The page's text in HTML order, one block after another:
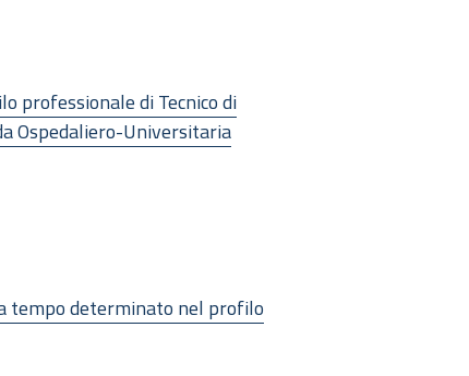
professionale di Tecnico di
Ospedaliero-Universitaria
tempo determinato nel profilo